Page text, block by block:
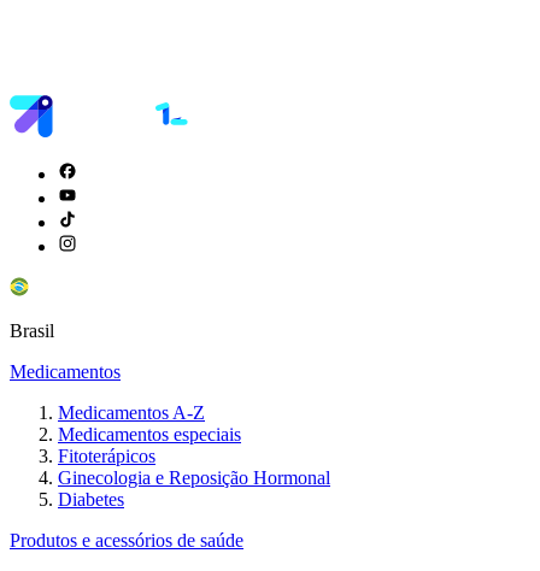
Brasil
Medicamentos
Medicamentos A-Z
Medicamentos especiais
Fitoterápicos
Ginecologia e Reposição Hormonal
Diabetes
Produtos e acessórios de saúde